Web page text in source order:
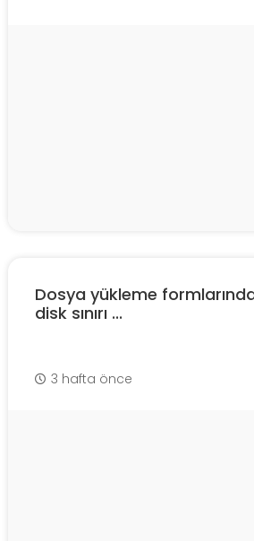
Dosya yükleme
disk sınırı ...
3 hafta önce